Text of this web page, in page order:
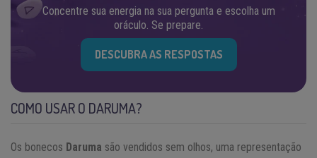
Concentre sua energia na sua pergunta e escolha um
oráculo. Se prepare.
DESCUBRA AS RESPOSTAS
COMO USAR O DARUMA?
Os bonecos Daruma são vendidos sem olhos, uma representação